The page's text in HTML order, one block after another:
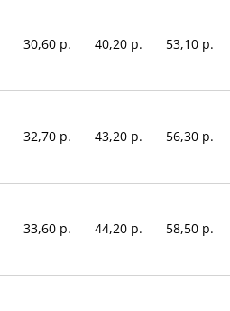
30,60 р. 40,20 р. 53,10 р.
32,70 р. 43,20 р. 56,30 р.
33,60 р. 44,20 р. 58,50 р.